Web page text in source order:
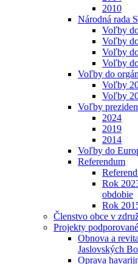
2010
Národná rada
Voľby
Voľby
Voľby
Voľby
Voľby do
Voľby
Voľby
Voľby
2024
2019
2014
Voľby do
Referendum
Rok
obdobie
Rok
Členstvo obce v
Projekty
Obnova a
Jaslovských
Oprava